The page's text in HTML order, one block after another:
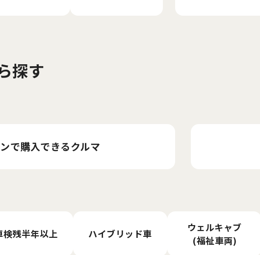
探す
で購入できるクルマ
検残半年以上 ハイブリッド車
ウェルキャブ
(福祉車両)